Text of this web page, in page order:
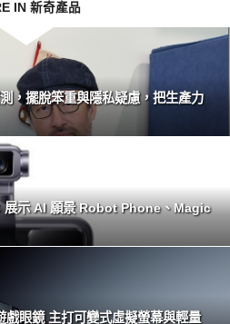
IN 新奇產品
，擺脫笨重與隱私疑慮，把生產力
展示 AI 願景 Robot Phone、Magic
眼鏡 主打可變式虛擬螢幕與輕量